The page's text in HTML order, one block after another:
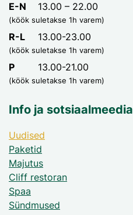
E-N 13.00 – 22.00
(köök suletakse 1h varem)
R-L 13.00-23.00
(köök suletakse 1h varem)
P 13.00-21.00
(köök suletakse 1h varem)
Info ja sotsiaalmeedia
Uudised
Paketid
Majutus
Cliff restoran
Spaa
Sündmused